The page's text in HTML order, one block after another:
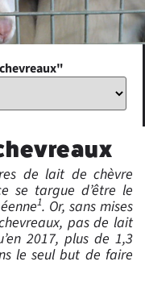
de lait de chèvre
se targue d’être le
1. Or, sans mises
pas de lait
2017, plus de 1,3
le seul but de faire